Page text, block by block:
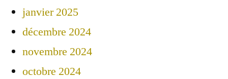
janvier 2025
décembre 2024
novembre 2024
octobre 2024